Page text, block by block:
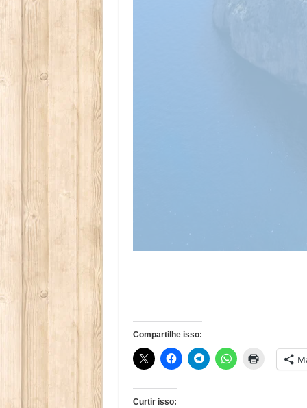
Compartilhe isso:
Curtir isso: